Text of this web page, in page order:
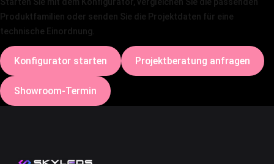
Produktfamilien oder senden Sie die Projektdaten für eine
technische Einordnung.
Konfigurator starten Projektberatung anfragen
Showroom-Termin